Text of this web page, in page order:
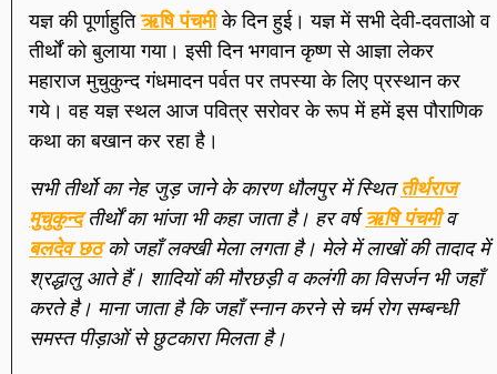
यज्ञ की पूर्णाहुतिऋषि पंचमीके दिन हुई। यज्ञ में सभी देवी-दवताओ व
तीर्थों को बुलाया गया। इसी दिन भगवान कृष्ण से आज्ञा लेकर
महाराज मुचुकुन्द गंधमादन पर्वत पर तपस्या के लिए प्रस्थान कर
गये। वह यज्ञ स्थल आज पवित्र सरोवर के रूप में हमें इस पौराणिक
कथा का बखान कर रहा है।
सभी तीर्थो का नेह जुड़ जाने के कारण धौलपुर में स्थित तीर्थराज
मुचुकुन्दतीर्थों का भांजा भी कहा जाता है। हर वर्ष ऋषि पंचमीव
बलदेव छठको जहाँ लक्खी मेला लगता है। मेले में लाखों की तादाद में
श्रद्धालु आते हैं। शादियों की मौरछड़ी व कलंगी का विसर्जन भी जहाँ
करते है। माना जाता है कि जहाँ स्नान करने से चर्म रोग सम्बन्धी
समस्त पीड़ाओं से छुटकारा मिलता है।